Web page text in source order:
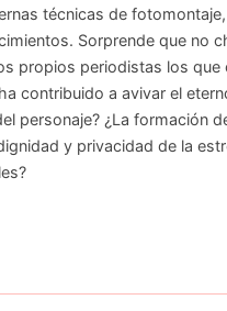
técnicas de
Sorprende que no
propios periodistas los
contribuido a avivar el
personaje? ¿La formación
y privacidad de la